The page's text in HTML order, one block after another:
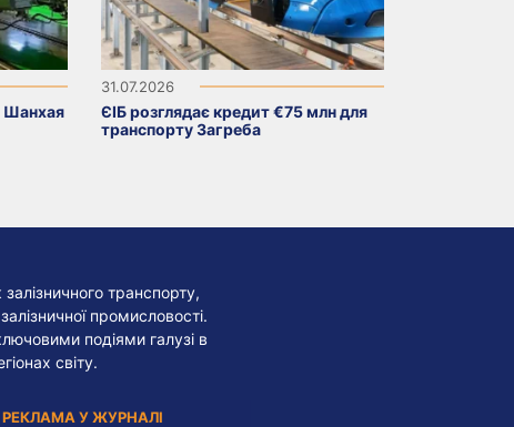
Шанхая
31.07.2026
ЄІБ розглядає кредит €75 млн для
транспорту Загреба
транспорту,
промисловості.
подіями галузі в
світу.
РЕКЛАМА У ЖУРНАЛІ